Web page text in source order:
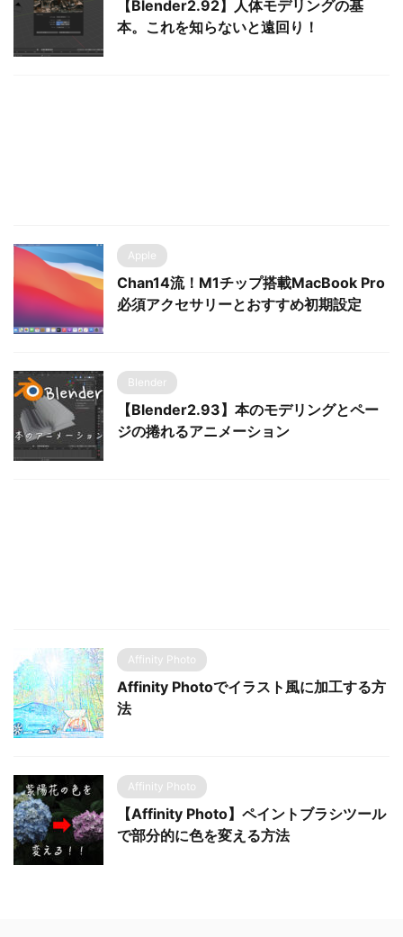
【Blender2.92】人体モデリングの基
本。これを知らないと遠回り！
Apple
Chan14流！M1チップ搭載MacBook Pro
必須アクセサリーとおすすめ初期設定
Blender
【Blender2.93】本のモデリングとペー
ジの捲れるアニメーション
Affinity Photo
Affinity Photoでイラスト風に加工する方
法
Affinity Photo
【Affinity Photo】ペイントブラシツール
で部分的に色を変える方法